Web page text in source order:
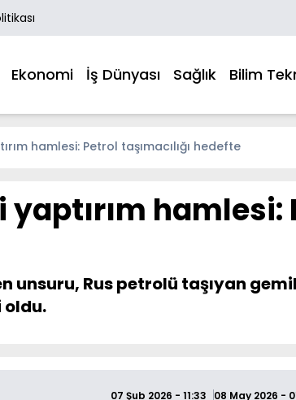
Ekonomi İş Dünyası Sağlık Bilim
hamlesi: Petrol taşımacılığı hedefte
hamlesi:
unsuru, Rus petrolü taşıyan
oldu.
07 Şub 2026 - 11:33
08 May 2026 -